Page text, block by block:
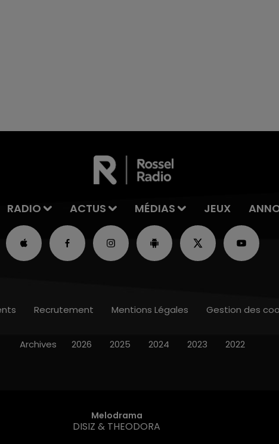
RADIO ACTUS MÉDIAS JEUX
Melodrama
DISIZ & THEODORA
Recrutement Mentions Légales Gestion des
Archives 2026 2025 2024 2023 2022